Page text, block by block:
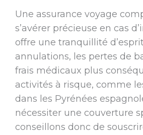
Une assurance voyage
s’avérer précieuse en cas
offre une tranquillité
annulations, les pertes de
frais médicaux plus
activités à risque, comme
dans les Pyrénées
nécessiter une couverture
conseillons donc de